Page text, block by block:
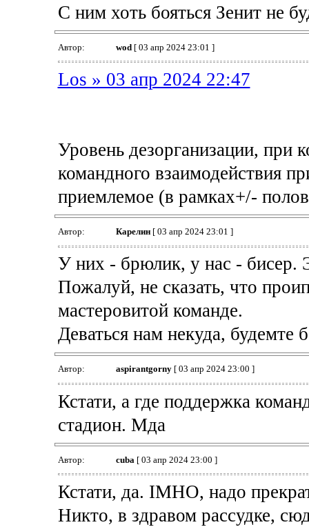
С ним хоть бояться Зенит не
Автор: wod[ 03 апр 2024 23:01 ]
Los » 03 апр 2024 22:47
Уровень дезорганизации, при
командного взаимодействия
приемлемое (в рамках+/-
Автор: Карелин[ 03 апр 2024 23:01 ]
У них - брюлик, у нас - бисер.
Пожалуй, не сказать, что
мастеровитой команде.
Деваться нам некуда, будемте
Автор: aspirantgorny[ 03 апр 2024 23:00 ]
Кстати, а где поддержка
стадион. Мда
Автор: cuba [ 03 апр 2024 23:00 ]
Кстати, да. IMHO, надо
Никто, в здравом рассудке,